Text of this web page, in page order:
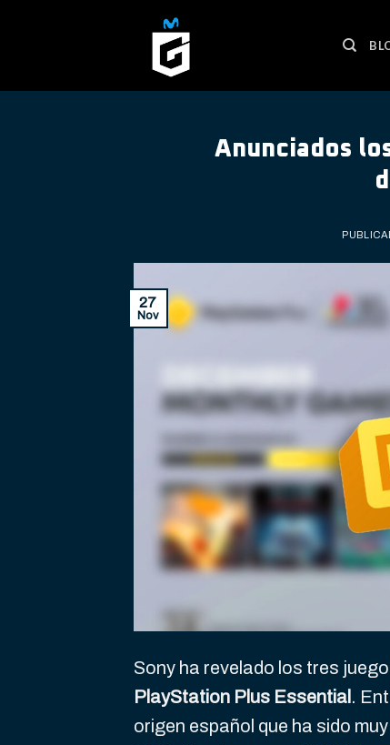
Anunciados
27
Nov
Sony ha revelado los tres
PlayStation Plus Essential .
origen español que ha sido